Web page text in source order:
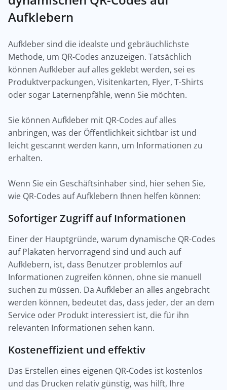
Aufklebern
Aufkleber sind die idealste und gebräuchlichste
Methode, um QR-Codes anzuzeigen. Tatsächlich
können Aufkleber auf alles geklebt werden, sei es
Produktverpackungen, Visitenkarten, Flyer, T-Shirts
oder sogar Laternenpfähle, wenn Sie möchten.
Sie können Aufkleber mit QR-Codes auf alles
anbringen, was der Öffentlichkeit sichtbar ist und
leicht gescannt werden kann, um Informationen zu
erhalten.
Wenn Sie ein Geschäftsinhaber sind, hier sehen Sie,
wie QR-Codes auf Aufklebern Ihnen helfen können:
Sofortiger Zugriff auf Informationen
Einer der Hauptgründe, warum dynamische QR-Codes
auf Plakaten hervorragend sind und auch auf
Aufklebern, ist, dass Benutzer problemlos auf
Informationen zugreifen können, ohne sie manuell
suchen zu müssen. Da Aufkleber an alles angebracht
werden können, bedeutet das, dass jeder, der an dem
Service oder Produkt interessiert ist, die für ihn
relevanten Informationen sehen kann.
Kosteneffizient und effektiv
Das Erstellen eines eigenen QR-Codes ist kostenlos
und das Drucken relativ günstig, was hilft, Ihre